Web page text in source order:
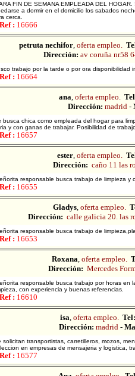
FIN DE SEMANA EMPLEADA DEL
a dormir en el domicilio los sabados
cerca.
: 16666
petruta nechifor, oferta empleo.
Dirección: av coruña nr58
trabajo por la tarde o por ora disponibilidad
: 16664
ana, oferta empleo.
Dirección: madrid-
busca chica como empleada del hogar para
y con ganas de trabajar. Posibilidad de
: 16657
ester, oferta empleo.
Dirección: caño 11 las
responsable busca trabajo de limpieza y
: 16655
Gladys, oferta empleo.
Dirección: calle galicia 20. las
responsable busca trabajo de
: 16653
Roxana, oferta empleo.
Dirección: Mercedes
responsable busca trabajo por horas en
con experiencia y buenas referencias.
: 16610
isa, oferta empleo. Tel:
Dirección: madrid -
solicitan transportistas, carretilleros, mozos,
en empresas de mensajeria y logistica,
: 16577